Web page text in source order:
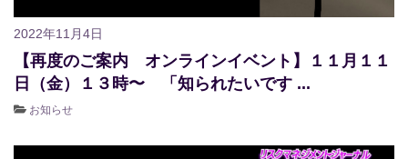
2022年11月4日
【再度のご案内 オンラインイベント】１１月１１
日（金）１３時〜 「知られたいです ...
お知らせ